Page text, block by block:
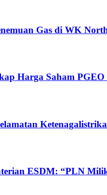
Gas di WK
Harga Saham
ESDM: “PLN